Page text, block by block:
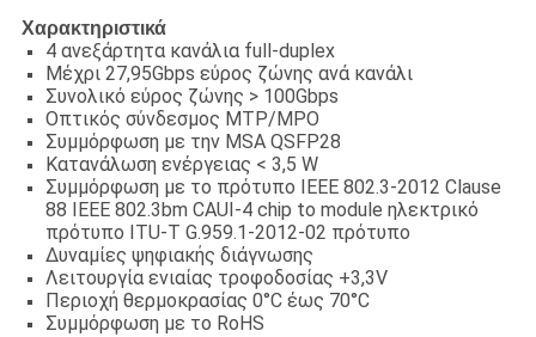
Χαρακτηριστικά
4 ανεξάρτητα κανάλια full-duplex
Μέχρι 27,95Gbps εύρος ζώνης ανά κανάλι
Συνολικό εύρος ζώνης > 100Gbps
Οπτικός σύνδεσμος MTP/MPO
Συμμόρφωση με την MSA QSFP28
Κατανάλωση ενέργειας < 3,5 W
Συμμόρφωση με το πρότυπο IEEE 802.3-2012 Clause
88 IEEE 802.3bm CAUI-4 chip to module ηλεκτρικό
πρότυπο ITU-T G.959.1-2012-02 πρότυπο
Δυναμίες ψηφιακής διάγνωσης
Λειτουργία ενιαίας τροφοδοσίας +3,3V
Περιοχή θερμοκρασίας 0°C έως 70°C
Συμμόρφωση με το RoHS